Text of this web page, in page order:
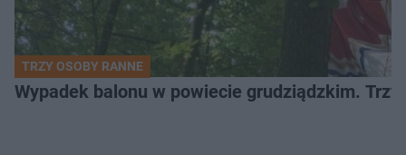
TRZY OSOBY RANNE
Wypadek balonu w powiecie grudziądzkim.